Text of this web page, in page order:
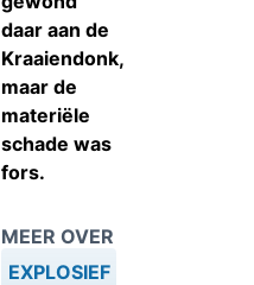
daar aan de
Kraaiendonk,
maar de
materiële
schade was
fors.
MEER OVER
EXPLOSIEF